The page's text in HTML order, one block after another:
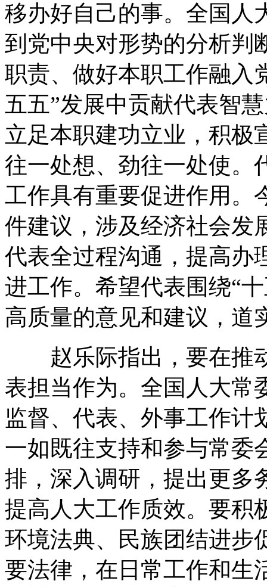
移办好自己的事。全国人
到党中央对形势的分析判
职责、做好本职工作融入
五五”发展中贡献代表智
立足本职建功立业，积极
往一处想、劲往一处使。
工作具有重要促进作用。
件建议，涉及经济社会发
代表全过程沟通，提高办
进工作。希望代表围绕“
高质量的意见和建议，道
赵乐际指出，要在推
表担当作为。全国人大常
监督、代表、外事工作计
一如既往支持和参与常委
排，深入调研，提出更多
提高人大工作质效。要积
环境法典、民族团结进步
要法律，在日常工作和生